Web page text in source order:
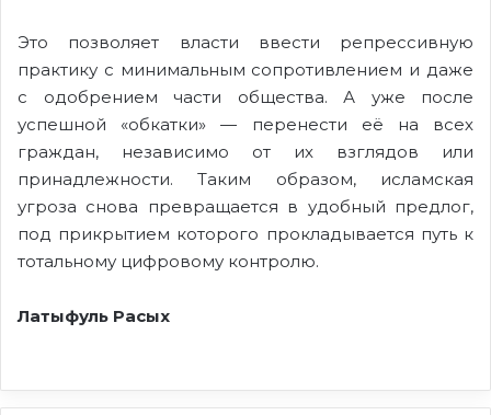
Это позволяет власти ввести репрессивную
практику с минимальным сопротивлением и даже
с одобрением части общества. А уже после
успешной «обкатки» — перенести её на всех
граждан, независимо от их взглядов или
принадлежности. Таким образом, исламская
угроза снова превращается в удобный предлог,
под прикрытием которого прокладывается путь к
тотальному цифровому контролю.
Латыфуль Расых